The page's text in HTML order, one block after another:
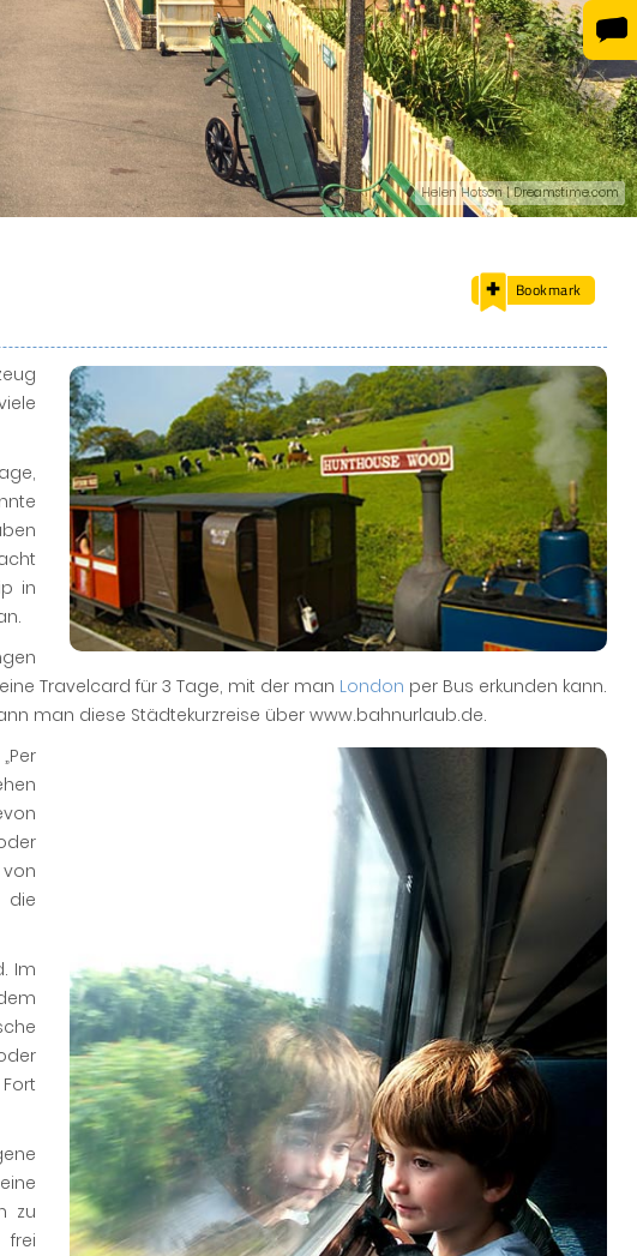
Helen Hotson | Dreamstime.com
Bookmark
in
Travelcard für 3 Tage, mit der man London per Bus erkunden kann.
man diese Städtekurzreise über www.bahnurlaub.de.
die
Im
zu